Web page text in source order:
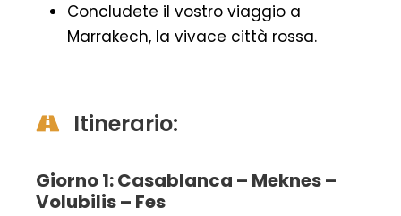
Concludete il vostro viaggio a
Marrakech, la vivace città rossa.
Itinerario:
Giorno 1: Casablanca – Meknes –
Volubilis – Fes